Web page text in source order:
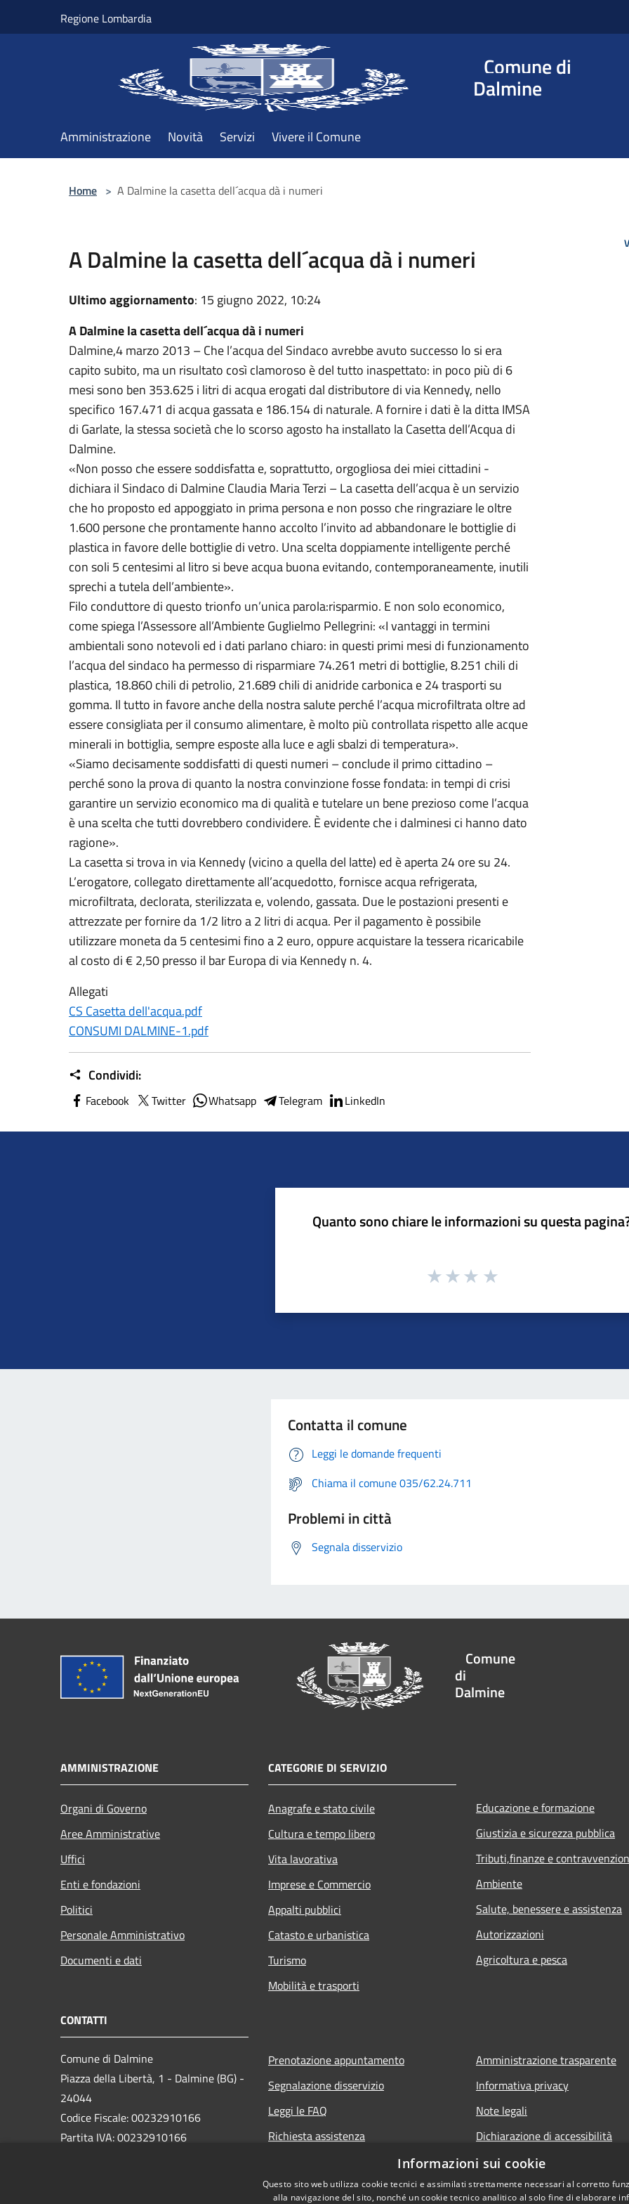
Regione Lombardia
Comune di
Dalmine
Amministrazione Novità Servizi Vivere il Comune
Home > A Dalmine la casetta dell´acqua dà i numeri
A Dalmine la casetta dell´acqua dà i numeri
Ultimo aggiornamento: 15 giugno 2022, 10:24
A Dalmine la casetta dell´acqua dà i numeri
Dalmine,4 marzo 2013 – Che l’acqua del Sindaco avrebbe avuto successo lo si era
capito subito, ma un risultato così clamoroso è del tutto inaspettato: in poco più di 6
mesi sono ben 353.625 i litri di acqua erogati dal distributore di via Kennedy, nello
specifico 167.471 di acqua gassata e 186.154 di naturale. A fornire i dati è la ditta IMSA
di Garlate, la stessa società che lo scorso agosto ha installato la Casetta dell’Acqua di
Dalmine.
«Non posso che essere soddisfatta e, soprattutto, orgogliosa dei miei cittadini -
dichiara il Sindaco di Dalmine Claudia Maria Terzi – La casetta dell’acqua è un servizio
che ho proposto ed appoggiato in prima persona e non posso che ringraziare le oltre
1.600 persone che prontamente hanno accolto l’invito ad abbandonare le bottiglie di
plastica in favore delle bottiglie di vetro. Una scelta doppiamente intelligente perché
con soli 5 centesimi al litro si beve acqua buona evitando, contemporaneamente, inutili
sprechi a tutela dell’ambiente».
Filo conduttore di questo trionfo un’unica parola:risparmio. E non solo economico,
come spiega l’Assessore all’Ambiente Guglielmo Pellegrini: «I vantaggi in termini
ambientali sono notevoli ed i dati parlano chiaro: in questi primi mesi di funzionamento
l’acqua del sindaco ha permesso di risparmiare 74.261 metri di bottiglie, 8.251 chili di
plastica, 18.860 chili di petrolio, 21.689 chili di anidride carbonica e 24 trasporti su
gomma. Il tutto in favore anche della nostra salute perché l’acqua microfiltrata oltre ad
essere consigliata per il consumo alimentare, è molto più controllata rispetto alle acque
minerali in bottiglia, sempre esposte alla luce e agli sbalzi di temperatura».
«Siamo decisamente soddisfatti di questi numeri – conclude il primo cittadino –
perché sono la prova di quanto la nostra convinzione fosse fondata: in tempi di crisi
garantire un servizio economico ma di qualità e tutelare un bene prezioso come l’acqua
è una scelta che tutti dovrebbero condividere. È evidente che i dalminesi ci hanno dato
ragione».
La casetta si trova in via Kennedy (vicino a quella del latte) ed è aperta 24 ore su 24.
L’erogatore, collegato direttamente all’acquedotto, fornisce acqua refrigerata,
microfiltrata, declorata, sterilizzata e, volendo, gassata. Due le postazioni presenti e
attrezzate per fornire da 1/2 litro a 2 litri di acqua. Per il pagamento è possibile
utilizzare moneta da 5 centesimi fino a 2 euro, oppure acquistare la tessera ricaricabile
al costo di € 2,50 presso il bar Europa di via Kennedy n. 4.
Allegati
CS Casetta dell'acqua.pdf
CONSUMI DALMINE-1.pdf
Condividi:
Facebook Twitter Whatsapp Telegram LinkedIn
Quanto sono chiare le informazioni su questa
Contatta il comune
Leggi le domande frequenti
Chiama il comune 035/62.24.711
Problemi in città
Segnala disservizio
Comune
di
Dalmine
AMMINISTRAZIONE
Organi di Governo
Aree Amministrative
Uffici
Enti e fondazioni
Politici
Personale Amministrativo
Documenti e dati
CATEGORIE DI SERVIZIO
Anagrafe e stato civile
Cultura e tempo libero
Vita lavorativa
Imprese e Commercio
Appalti pubblici
Catasto e urbanistica
Turismo
Mobilità e trasporti
Educazione e formazione
Giustizia e sicurezza pubblica
Tributi,finanze e
Ambiente
Salute, benessere e assistenza
Autorizzazioni
Agricoltura e pesca
CONTATTI
Comune di Dalmine
Piazza della Libertà, 1 - Dalmine (BG) -
24044
Codice Fiscale: 00232910166
Partita IVA: 00232910166
Prenotazione appuntamento
Segnalazione disservizio
Leggi le FAQ
Richiesta assistenza
Amministrazione trasparente
Informativa privacy
Note legali
Dichiarazione di accessibilità
Piano di miglioramento del sito
Informazioni sui cookie
Questo sito web utilizza cookie tecnici e assimilati strettamente necessari al corretto
alla navigazione del sito, nonché un cookie tecnico analitico al solo fine di elaborare